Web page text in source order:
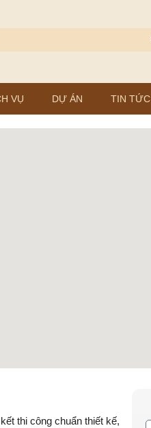
VỤ DỰ ÁN TIN TỨC
thi công chuẩn thiết kế,